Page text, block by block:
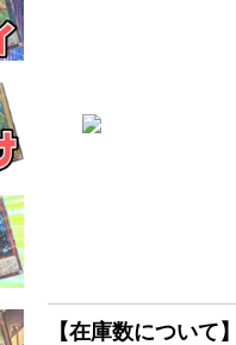
【在庫数について】